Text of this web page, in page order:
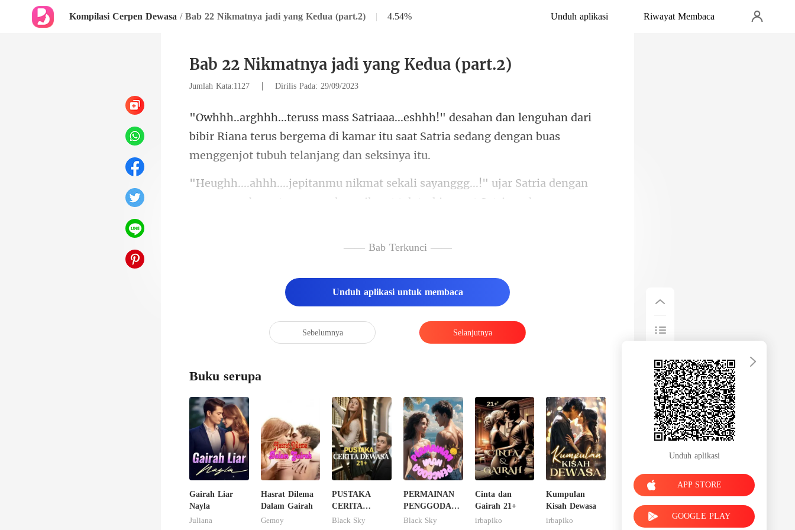
Kompilasi Cerpen Dewasa / Bab 22 Nikmatnya jadi yang Kedua (part.2) | 4.54% Unduh aplikasi Riwayat Membaca
Bab 22 Nikmatnya jadi yang Kedua (part.2)
Jumlah Kata:1127 | Dirilis Pada: 29/09/2023
nguhan dari
bibir Riana terus bergema di kamar itu saat Satria
.!" ujar Satria dengan
suara yang bergetar merasakan
—— Bab Terkunci ——
Unduh aplikasi untuk membaca
Sebelumnya Selanjutnya
Buku serupa
Gairah Liar
Nayla
Juliana
Hasrat Dilema
Dalam Gairah
Gemoy
PUSTAKA
CERITA
DEWASA 21+
Black Sky
PERMAINAN
PENGGODA
IMAN
Black Sky
Cinta dan
Gairah 21+
irbapiko
Kumpulan
Kisah Dewasa
irbapiko
Unduh aplikasi
APP STORE
GOOGLE PLAY